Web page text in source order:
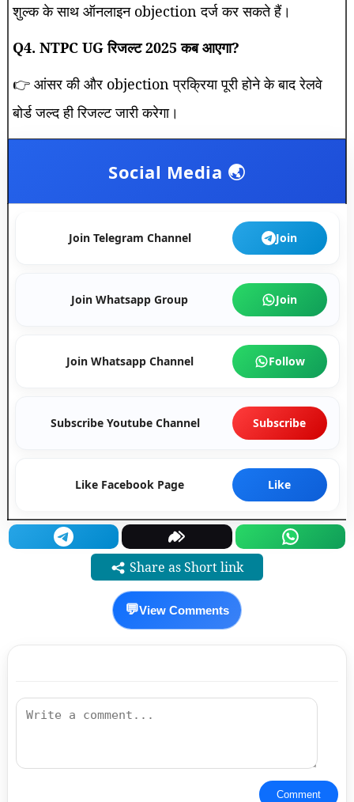
शुल्क के साथ ऑनलाइन objection दर्ज कर सकते हैं।
Q4. NTPC UG रिजल्ट 2025 कब आएगा?
👉 आंसर की और objection प्रक्रिया पूरी होने के बाद रेलवे
बोर्ड जल्द ही रिजल्ट जारी करेगा।
Social Media 🌏
Join Telegram Channel Join
Join Whatsapp Group Join
Join Whatsapp Channel Follow
Subscribe Youtube Channel Subscribe
Like Facebook Page Like
Share as Short link
💬View Comments
Comment